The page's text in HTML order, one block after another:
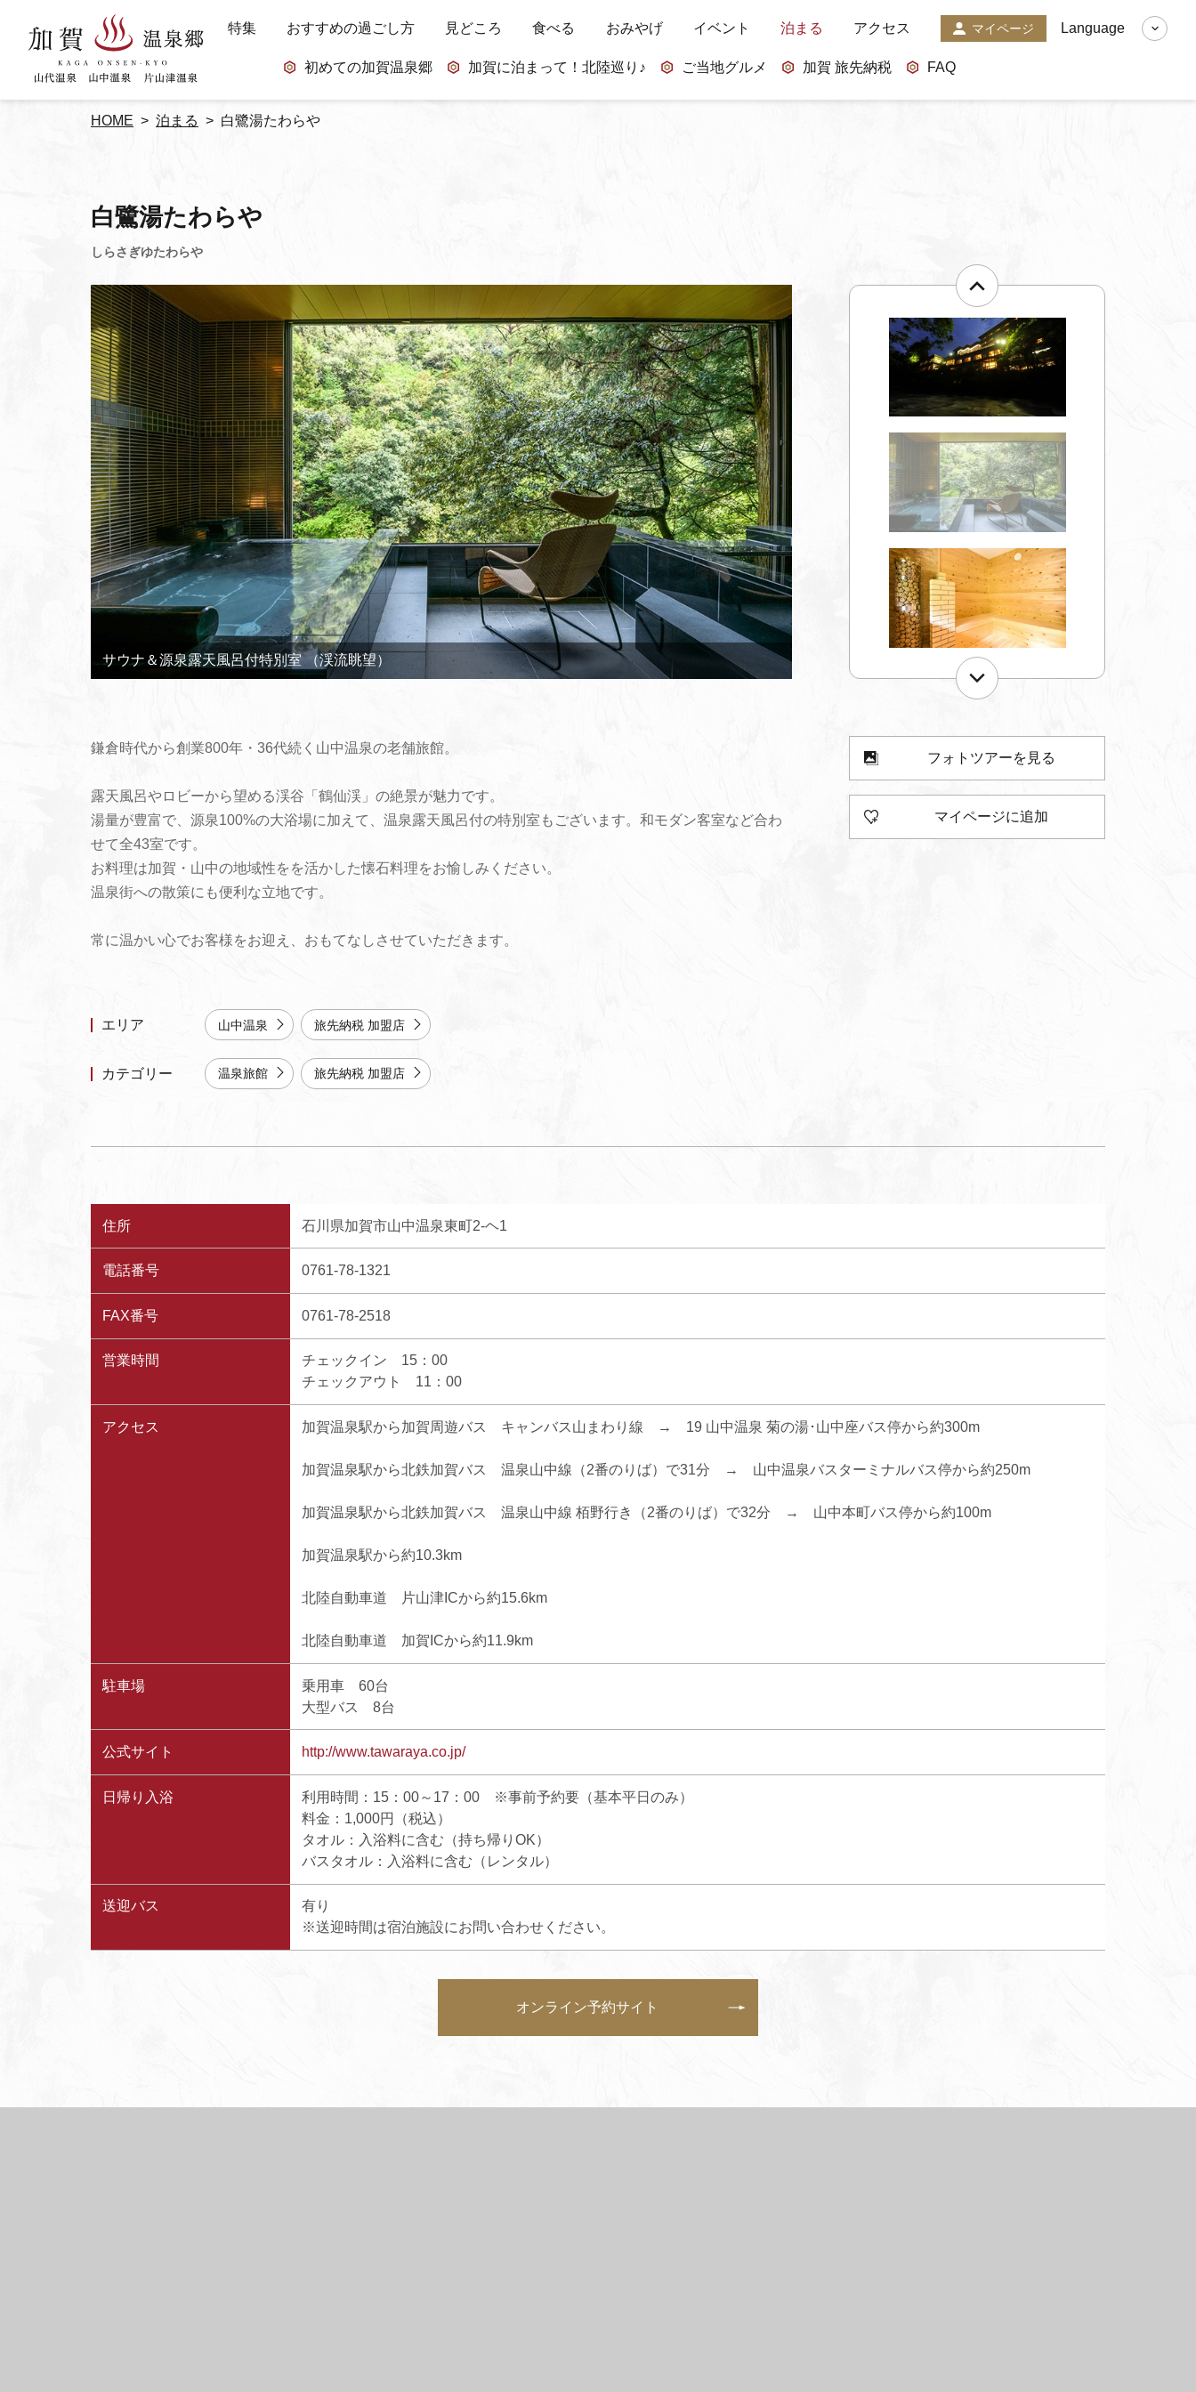
特集 おすすめの過ごし方 見どころ 食べる おみやげ イベント 泊まる アクセス マイページ
初めての加賀温泉郷 加賀に泊まって！北陸巡り♪ ご当地グルメ 加賀 旅先納税 FAQ
Language
HOME 泊まる 白鷺湯たわらや
白鷺湯たわらや
鎌倉時代から創業800年・36代続く山中温泉の老舗旅館。
露天風呂やロビーから望める渓谷「鶴仙渓」の絶景が魅力です。
湯量が豊富で、源泉100%の大浴場に加えて、温泉露天風呂付の特別室もございます。和モダン客室など合わ
せて全43室です。
お料理は加賀・山中の地域性をを活かした懐石料理をお愉しみください。
温泉街への散策にも便利な立地です。
常に温かい心でお客様をお迎え、おもてなしさせていただきます。
エリア 山中温泉 旅先納税 加盟店
カテゴリー 温泉旅館 旅先納税 加盟店
フォトツアーを見る
マイページに追加
住所 石川県加賀市山中温泉東町2-ヘ1
電話番号 0761-78-1321
FAX番号 0761-78-2518
営業時間
チェックイン 15：00
チェックアウト 11：00
アクセス 加賀温泉駅から加賀周遊バス キャンバス山まわり線 → 19 山中温泉 菊の湯･山中座バス停から約300m
加賀温泉駅から北鉄加賀バス 温泉山中線（2番のりば）で31分 → 山中温泉バスターミナルバス停から約250m
加賀温泉駅から北鉄加賀バス 温泉山中線 栢野行き（2番のりば）で32分 → 山中本町バス停から約100m
加賀温泉駅から約10.3km
北陸自動車道 片山津ICから約15.6km
北陸自動車道 加賀ICから約11.9km
駐車場
乗用車 60台
大型バス 8台
公式サイト http://www.tawaraya.co.jp/
日帰り入浴
利用時間：15：00～17：00 ※事前予約要（基本平日のみ）
料金：1,000円（税込）
タオル：入浴料に含む（持ち帰りOK）
バスタオル：入浴料に含む（レンタル）
送迎バス
有り
※送迎時間は宿泊施設にお問い合わせください。
オンライン予約サイト